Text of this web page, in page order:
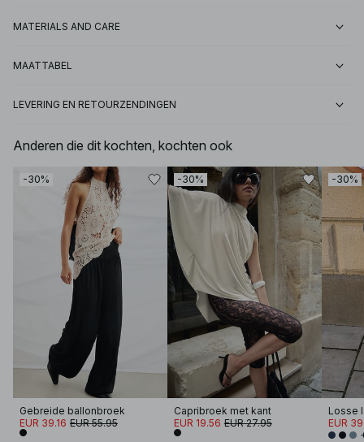
MATERIALS AND CARE
MAATTABEL
LEVERING EN RETOURZENDINGEN
Anderen die dit kochten, kochten ook
-30%
Gebreide ballonbroek
EUR 39.16 EUR 55.95
-30%
Capribroek met kant
EUR 19.56 EUR 27.95
-30%
EUR